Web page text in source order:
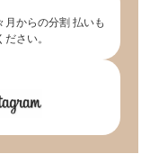
からの分割 払いも
さい。